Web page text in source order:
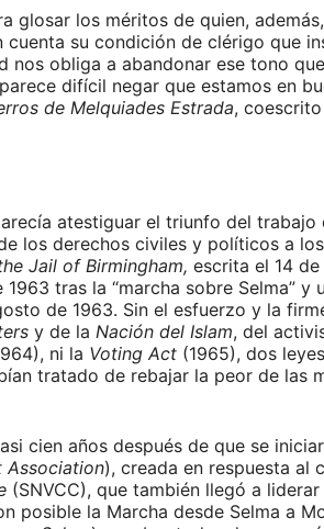
glosar los méritos de quien,
su condición de clérigo que
obliga a abandonar ese tono
difícil negar que estamos en
de Melquiades Estrada,
atestiguar el triunfo del trabajo
los derechos civiles y políticos a
Jail of Birmingham, escrita el 14
tras la “marcha sobre Selma” y
de 1963. Sin el esfuerzo y la
y de la Nación del Islam, del
ni la Voting Act (1965), dos
tratado de rebajar la peor de las
cien años después de que se
Association), creada en respuesta al
(SNVCC), que también llegó a
posible la Marcha desde Selma a